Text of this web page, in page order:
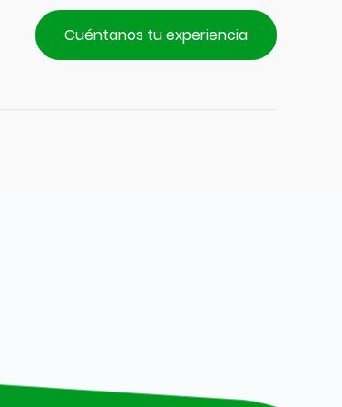
Cuéntanos tu experiencia